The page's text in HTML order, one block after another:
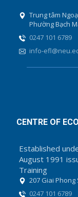
Trung tâm
Phường Bạch
0247 101 6789
info-
CENTRE OF
Established
August 1991
Training
207 Giai
0247 101 6789